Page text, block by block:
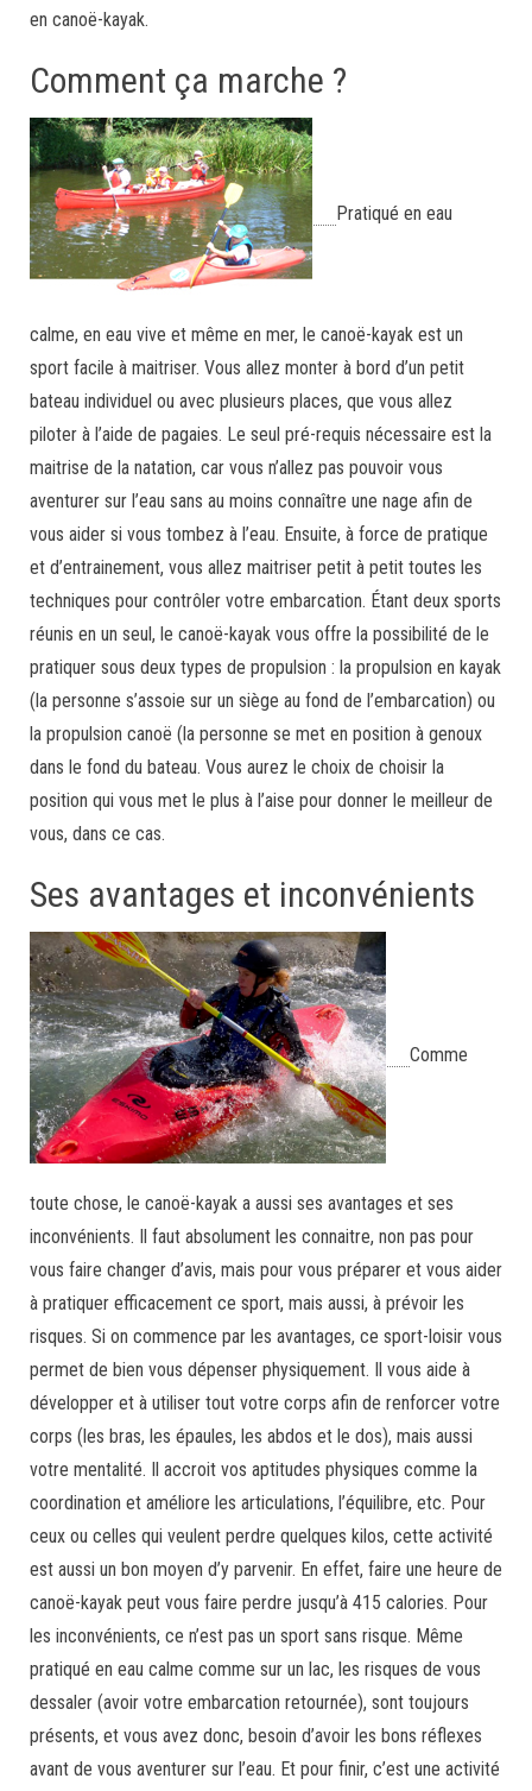
en canoë-kayak.
Comment ça marche ?
Pratiqué en eau
calme, en eau vive et même en mer, le canoë-kayak est un
sport facile à maitriser. Vous allez monter à bord d’un petit
bateau individuel ou avec plusieurs places, que vous allez
piloter à l’aide de pagaies. Le seul pré-requis nécessaire est la
maitrise de la natation, car vous n’allez pas pouvoir vous
aventurer sur l’eau sans au moins connaître une nage afin de
vous aider si vous tombez à l’eau. Ensuite, à force de pratique
et d’entrainement, vous allez maitriser petit à petit toutes les
techniques pour contrôler votre embarcation. Étant deux sports
réunis en un seul, le canoë-kayak vous offre la possibilité de le
pratiquer sous deux types de propulsion : la propulsion en kayak
(la personne s’assoie sur un siège au fond de l’embarcation) ou
la propulsion canoë (la personne se met en position à genoux
dans le fond du bateau. Vous aurez le choix de choisir la
position qui vous met le plus à l’aise pour donner le meilleur de
vous, dans ce cas.
Ses avantages et inconvénients
Comme
toute chose, le canoë-kayak a aussi ses avantages et ses
inconvénients. Il faut absolument les connaitre, non pas pour
vous faire changer d’avis, mais pour vous préparer et vous aider
à pratiquer efficacement ce sport, mais aussi, à prévoir les
risques. Si on commence par les avantages, ce sport-loisir vous
permet de bien vous dépenser physiquement. Il vous aide à
développer et à utiliser tout votre corps afin de renforcer votre
corps (les bras, les épaules, les abdos et le dos), mais aussi
votre mentalité. Il accroit vos aptitudes physiques comme la
coordination et améliore les articulations, l’équilibre, etc. Pour
ceux ou celles qui veulent perdre quelques kilos, cette activité
est aussi un bon moyen d’y parvenir. En effet, faire une heure de
canoë-kayak peut vous faire perdre jusqu’à 415 calories. Pour
les inconvénients, ce n’est pas un sport sans risque. Même
pratiqué en eau calme comme sur un lac, les risques de vous
dessaler (avoir votre embarcation retournée), sont toujours
présents, et vous avez donc, besoin d’avoir les bons réflexes
avant de vous aventurer sur l’eau. Et pour finir, c’est une activité